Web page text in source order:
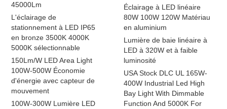
45000Lm
L'éclairage de
stationnement à LED IP65
en bronze 3500K 4000K
5000K sélectionnable
150Lm/W LED Area Light
100W-500W Économie
d'énergie avec capteur de
mouvement
100W-300W Lumière LED
Éclairage à LED linéaire
80W 100W 120W Matériau
en aluminium
Lumière de baie linéaire à
LED à 320W et à faible
luminosité
USA Stock DLC UL 165W-
400W Industrial Led High
Bay Light With Dimmable
Function And 5000K For